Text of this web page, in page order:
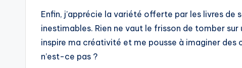
Enfin, j’apprécie la variété offerte par les livres
inestimables. Rien ne vaut le frisson de tomber
inspire ma créativité et me pousse à imaginer
n’est-ce pas ?